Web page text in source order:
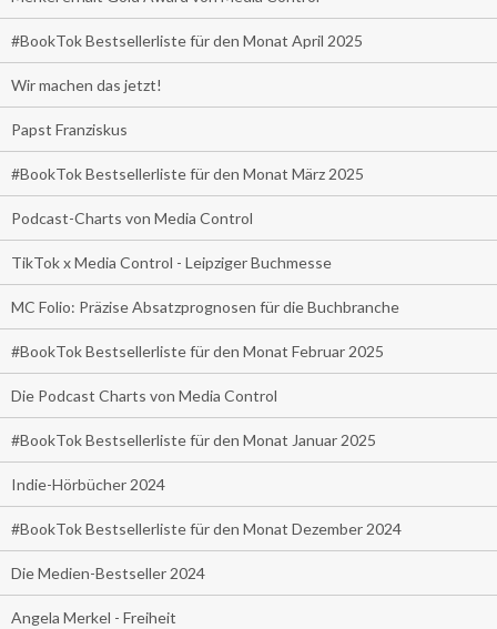
#BookTok Bestsellerliste für den Monat April 2025
Wir machen das jetzt!
Papst Franziskus
#BookTok Bestsellerliste für den Monat März 2025
Podcast-Charts von Media Control
TikTok x Media Control - Leipziger Buchmesse
MC Folio: Präzise Absatzprognosen für die Buchbranche
#BookTok Bestsellerliste für den Monat Februar 2025
Die Podcast Charts von Media Control
#BookTok Bestsellerliste für den Monat Januar 2025
Indie-Hörbücher 2024
#BookTok Bestsellerliste für den Monat Dezember 2024
Die Medien-Bestseller 2024
Angela Merkel - Freiheit